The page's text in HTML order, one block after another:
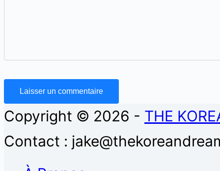
Laisser un commentaire
Copyright © 2026 - THE
Contact :